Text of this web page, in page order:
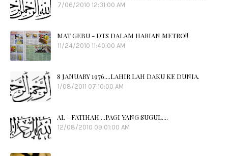
7/06/2010 12:31:00 AM
MAT GEBU - DTS DALAM HARIAN METRO!!
11/24/2010 11:40:00 AM
8 JANUARY 1976....LAHIR LAH DAKU KE DUNIA.
1/08/2011 07:10:00 AM
AL - FATIHAH ...PAGI YANG SUGUL....
12/08/2010 09:01:00 AM